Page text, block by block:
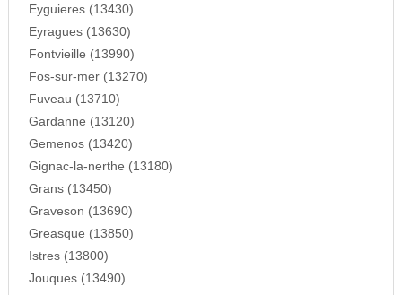
Eyguieres (13430)
Eyragues (13630)
Fontvieille (13990)
Fos-sur-mer (13270)
Fuveau (13710)
Gardanne (13120)
Gemenos (13420)
Gignac-la-nerthe (13180)
Grans (13450)
Graveson (13690)
Greasque (13850)
Istres (13800)
Jouques (13490)